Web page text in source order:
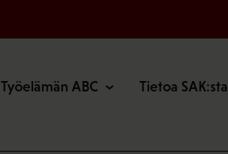
Työelämän ABC Tietoa SAK:sta